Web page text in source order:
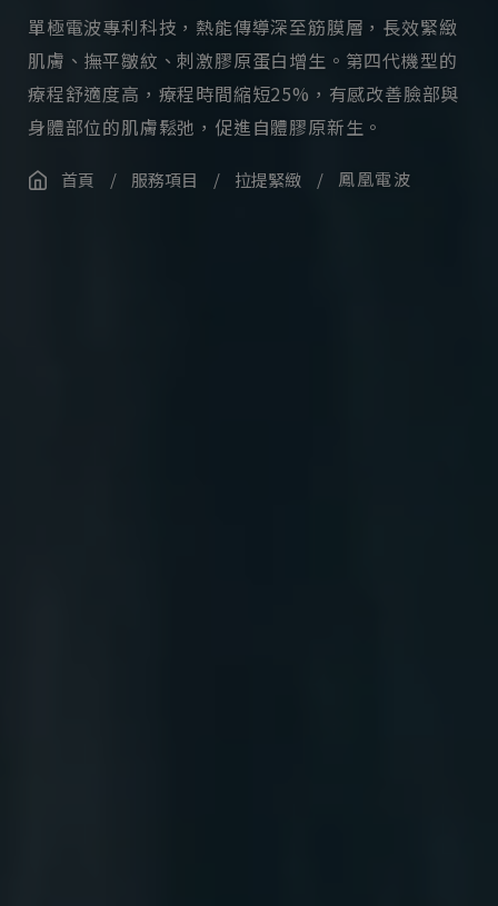
單極電波專利科技，熱能傳導深至筋膜層，長效緊緻
肌膚、撫平皺紋、刺激膠原蛋白增生。第四代機型的
療程舒適度高，療程時間縮短25%，有感改善臉部與
身體部位的肌膚鬆弛，促進自體膠原新生。
首頁 / 服務項目 / 拉提緊緻 / 鳳凰電波